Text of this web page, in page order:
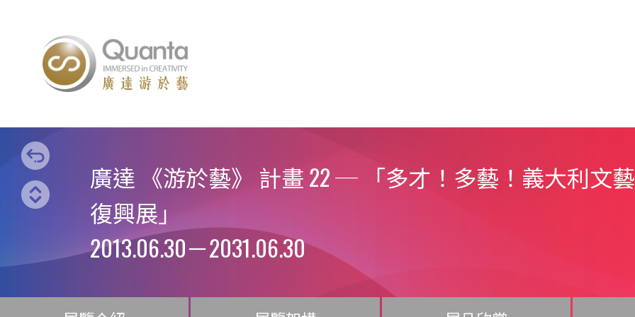
廣達 《游於藝》 計畫22─ 「多才！多藝！義大利文藝
復興展」
2013.06.30－2031.06.30